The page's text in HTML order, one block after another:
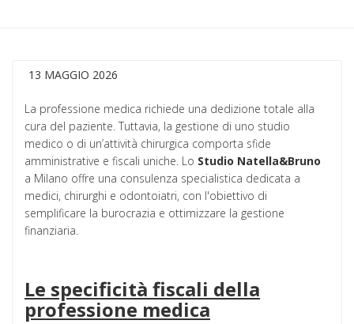
13 MAGGIO 2026
La professione medica richiede una dedizione totale alla
cura del paziente. Tuttavia, la gestione di uno studio
medico o di un’attività chirurgica comporta sfide
amministrative e fiscali uniche. Lo Studio Natella&Bruno
a Milano offre una consulenza specialistica dedicata a
medici, chirurghi e odontoiatri, con l'obiettivo di
semplificare la burocrazia e ottimizzare la gestione
finanziaria.
Le specificità fiscali della
professione medica